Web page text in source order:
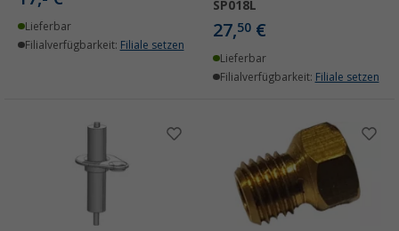
Lieferbar
Filialverfügbarkeit: Filiale setzen
SP018L
27,50 €
Lieferbar
Filialverfügbarkeit: Filiale setzen